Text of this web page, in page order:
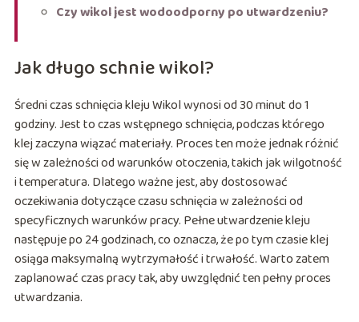
Czy wikol jest wodoodporny po utwardzeniu?
Jak długo schnie wikol?
Średni czas schnięcia kleju Wikol wynosi od 30 minut do 1
godziny. Jest to czas wstępnego schnięcia, podczas którego
klej zaczyna wiązać materiały. Proces ten może jednak różnić
się w zależności od warunków otoczenia, takich jak wilgotność
i temperatura. Dlatego ważne jest, aby dostosować
oczekiwania dotyczące czasu schnięcia w zależności od
specyficznych warunków pracy. Pełne utwardzenie kleju
następuje po 24 godzinach, co oznacza, że po tym czasie klej
osiąga maksymalną wytrzymałość i trwałość. Warto zatem
zaplanować czas pracy tak, aby uwzględnić ten pełny proces
utwardzania.